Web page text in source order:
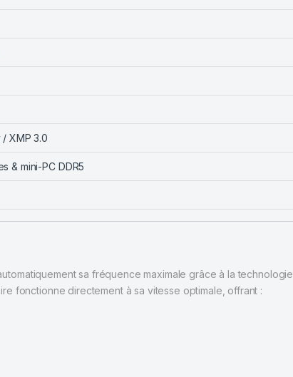
/ XMP 3.0
& mini-PC DDR5
sa fréquence maximale grâce à la technologie
fonctionne directement à sa vitesse optimale, offrant :